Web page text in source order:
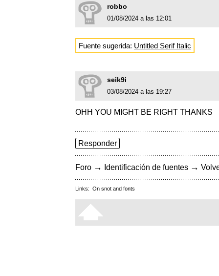
robbo
01/08/2024 a las 12:01
Fuente sugerida: Untitled Serif Italic
seik9i
03/08/2024 a las 19:27
OHH YOU MIGHT BE RIGHT THANKS
Responder
Foro → Identificación de fuentes →
Links: On snot and fonts